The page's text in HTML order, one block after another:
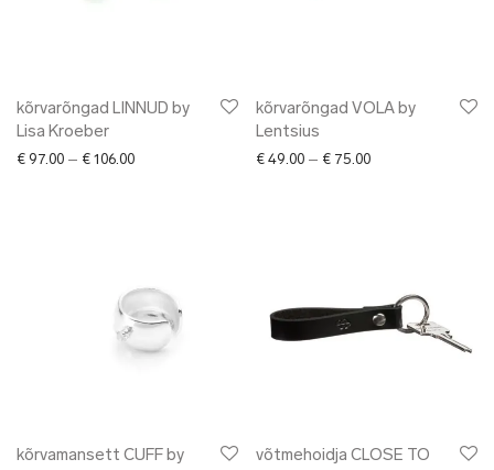
kõrvarõngad LINNUD by
Lisa Kroeber
€ 97.00 – € 106.00Price range: € 97.00 through € 106.00
kõrvarõngad VOLA by
Lentsius
€ 49.00 – € 75.00Price range: €
kõrvamansett CUFF by
võtmehoidja CLOSE TO